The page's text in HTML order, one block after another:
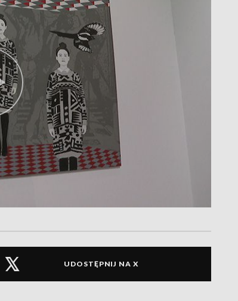
UDOSTĘPNIJ NA X